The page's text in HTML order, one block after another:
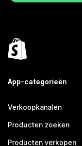
App-categorieën
Verkoopkanalen
Producten zoeken
Producten verkopen